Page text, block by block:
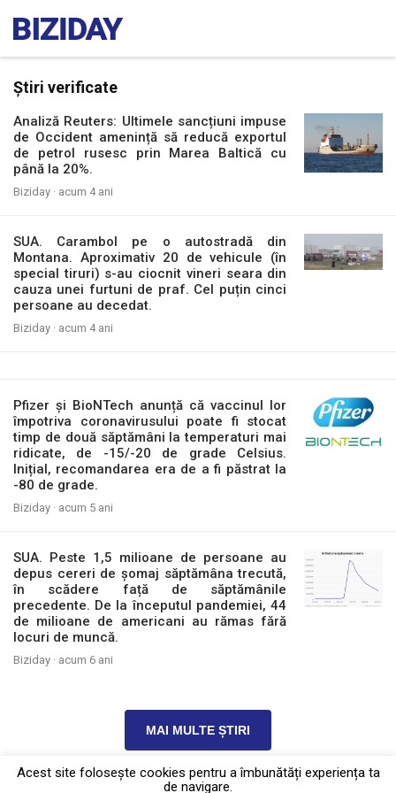
Știri verificate
Analiză Reuters: Ultimele sancțiuni impuse
de Occident amenință să reducă exportul
de petrol rusesc prin Marea Baltică cu
până la 20%.
Biziday · acum 4 ani
SUA. Carambol pe o autostradă din
Montana. Aproximativ 20 de vehicule (în
special tiruri) s-au ciocnit vineri seara din
cauza unei furtuni de praf. Cel puțin cinci
persoane au decedat.
Biziday · acum 4 ani
Pfizer și BioNTech anunță că vaccinul lor
împotriva coronavirusului poate fi stocat
timp de două săptămâni la temperaturi mai
ridicate, de -15/-20 de grade Celsius.
Inițial, recomandarea era de a fi păstrat la
-80 de grade.
Biziday · acum 5 ani
SUA. Peste 1,5 milioane de persoane au
depus cereri de șomaj săptămâna trecută,
în scădere față de săptămânile
precedente. De la începutul pandemiei, 44
de milioane de americani au rămas fără
locuri de muncă.
Biziday · acum 6 ani
MAI MULTE ȘTIRI
Acest site foloseşte cookies pentru a îmbunătăți experiența ta
de navigare.